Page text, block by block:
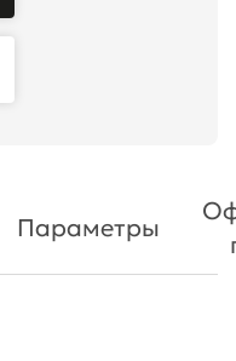
Параметры